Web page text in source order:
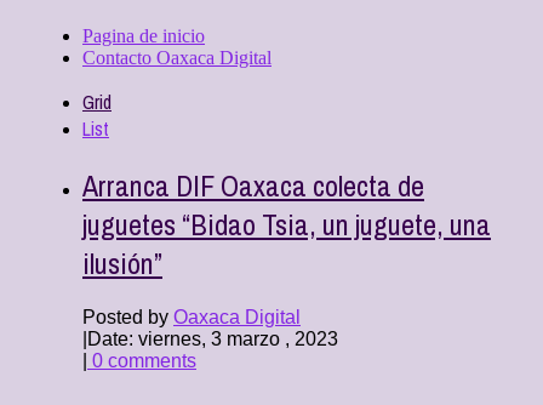
Pagina de inicio
Contacto Oaxaca Digital
Grid
List
Arranca DIF Oaxaca colecta de
juguetes “Bidao Tsia, un juguete, una
ilusión”
Posted by Oaxaca Digital
Date: viernes, 3 marzo , 2023
0 comments